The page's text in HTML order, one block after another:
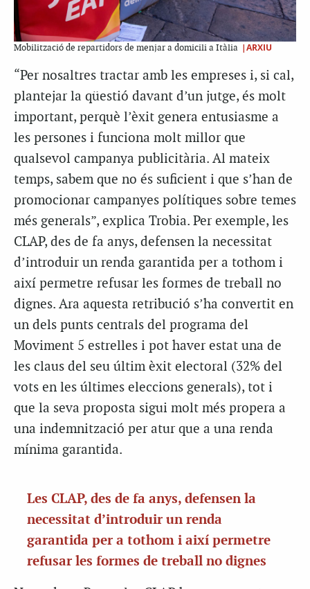
Mobilització de repartidors de menjar a domicili a Itàlia |ARXIU
“Per nosaltres tractar amb les empreses i, si cal,
plantejar la qüestió davant d’un jutge, és molt
important, perquè l’èxit genera entusiasme a
les persones i funciona molt millor que
qualsevol campanya publicitària. Al mateix
temps, sabem que no és suficient i que s’han de
promocionar campanyes polítiques sobre temes
més generals”, explica Trobia. Per exemple, les
CLAP, des de fa anys, defensen la necessitat
d’introduir un renda garantida per a tothom i
així permetre refusar les formes de treball no
dignes. Ara aquesta retribució s’ha convertit en
un dels punts centrals del programa del
Moviment 5 estrelles i pot haver estat una de
les claus del seu últim èxit electoral (32% del
vots en les últimes eleccions generals), tot i
que la seva proposta sigui molt més propera a
una indemnització per atur que a una renda
mínima garantida.
Les CLAP, des de fa anys, defensen la
necessitat d’introduir un renda
garantida per a tothom i així permetre
refusar les formes de treball no dignes